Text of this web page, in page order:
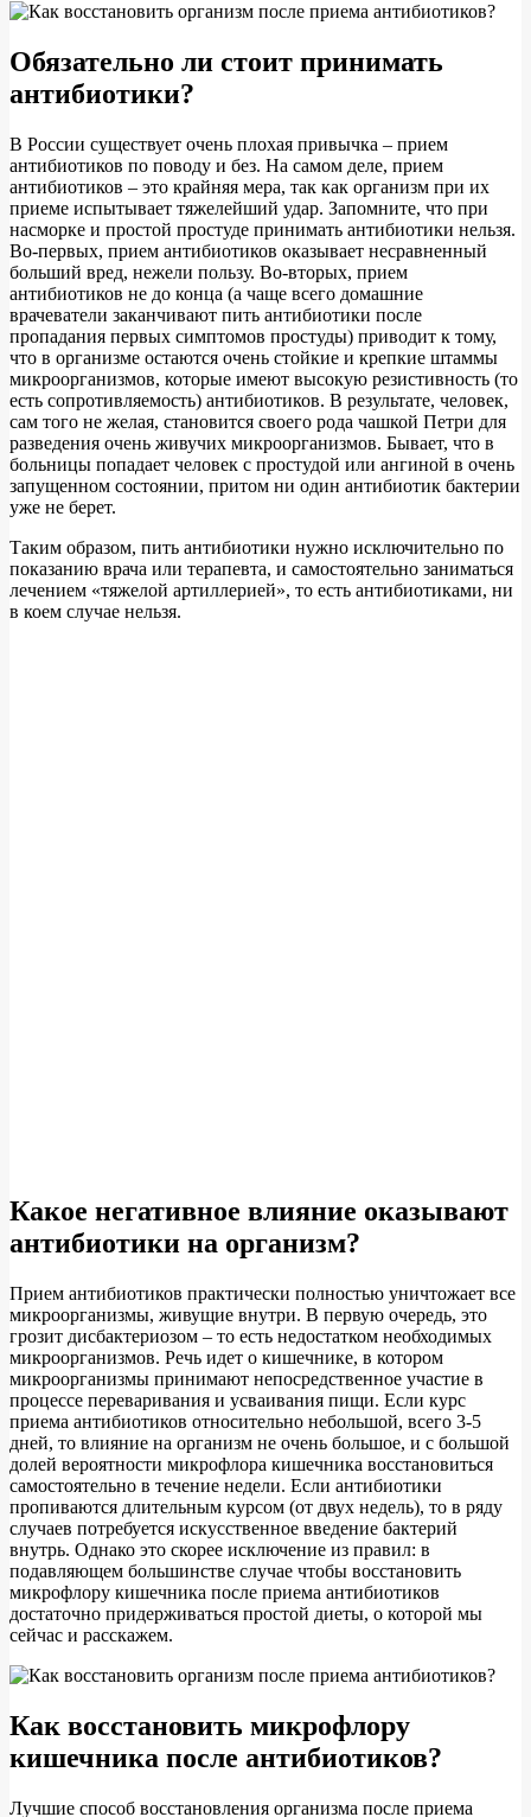
Обязательно ли стоит принимать
антибиотики?
В России существует очень плохая привычка – прием
антибиотиков по поводу и без. На самом деле, прием
антибиотиков – это крайняя мера, так как организм при их
приеме испытывает тяжелейший удар. Запомните, что при
насморке и простой простуде принимать антибиотики нельзя.
Во-первых, прием антибиотиков оказывает несравненный
больший вред, нежели пользу. Во-вторых, прием
антибиотиков не до конца (а чаще всего домашние
врачеватели заканчивают пить антибиотики после
пропадания первых симптомов простуды) приводит к тому,
что в организме остаются очень стойкие и крепкие штаммы
микроорганизмов, которые имеют высокую резистивность (то
есть сопротивляемость) антибиотиков. В результате, человек,
сам того не желая, становится своего рода чашкой Петри для
разведения очень живучих микроорганизмов. Бывает, что в
больницы попадает человек с простудой или ангиной в очень
запущенном состоянии, притом ни один антибиотик бактерии
уже не берет.
Таким образом, пить антибиотики нужно исключительно по
показанию врача или терапевта, и самостоятельно заниматься
лечением «тяжелой артиллерией», то есть антибиотиками, ни
в коем случае нельзя.
Какое негативное влияние оказывают
антибиотики на организм?
Прием антибиотиков практически полностью уничтожает все
микроорганизмы, живущие внутри. В первую очередь, это
грозит дисбактериозом – то есть недостатком необходимых
микроорганизмов. Речь идет о кишечнике, в котором
микроорганизмы принимают непосредственное участие в
процессе переваривания и усваивания пищи. Если курс
приема антибиотиков относительно небольшой, всего 3-5
дней, то влияние на организм не очень большое, и с большой
долей вероятности микрофлора кишечника восстановиться
самостоятельно в течение недели. Если антибиотики
пропиваются длительным курсом (от двух недель), то в ряду
случаев потребуется искусственное введение бактерий
внутрь. Однако это скорее исключение из правил: в
подавляющем большинстве случае чтобы восстановить
микрофлору кишечника после приема антибиотиков
достаточно придерживаться простой диеты, о которой мы
сейчас и расскажем.
Как восстановить микрофлору
кишечника после антибиотиков?
Лучшие способ восстановления организма после приема